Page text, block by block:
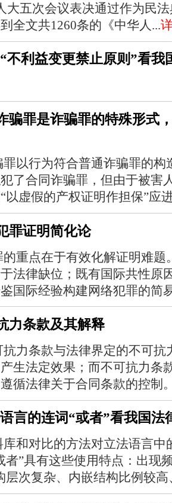
大五次会议表决通过作为民
全文共1260条的《中华人...
不利益变更禁止原则”看我
骗罪是诈骗罪的特殊形式
以行为符合普通诈骗罪的
了合同诈骗罪，但由于被害
以虚假的产权证明作担保”应
罪证明简化论
重点在于有效化解证明难
法律缺位；既有国际共性原
国际经验构建网络犯罪的简
力条款及其解释
力条款与法律界定的不可
生法定效果；而不可抗力条
循法律关于合同条款的控制
言的连词“或者”看我国法
和对比的方法对立法语言中
者”具有这些使用特点：出现
层次复杂、内嵌结构比例较高